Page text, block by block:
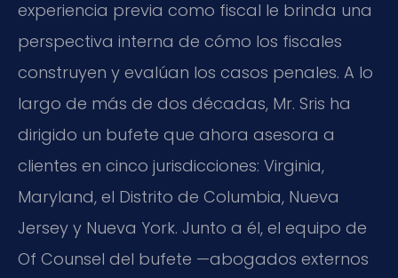
experiencia previa como fiscal le brinda una
perspectiva interna de cómo los fiscales
construyen y evalúan los casos penales. A lo
largo de más de dos décadas, Mr. Sris ha
dirigido un bufete que ahora asesora a
clientes en cinco jurisdicciones: Virginia,
Maryland, el Distrito de Columbia, Nueva
Jersey y Nueva York. Junto a él, el equipo de
Of Counsel del bufete —abogados externos